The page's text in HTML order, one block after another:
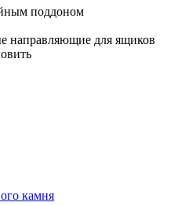
поддоном
направляющие для ящиков
камня